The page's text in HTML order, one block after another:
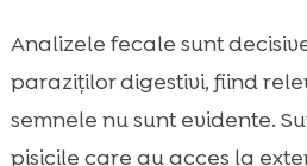
Analizele fecale sunt
paraziților digestivi, fiind
semnele nu sunt evidente.
pisicile care au acces la